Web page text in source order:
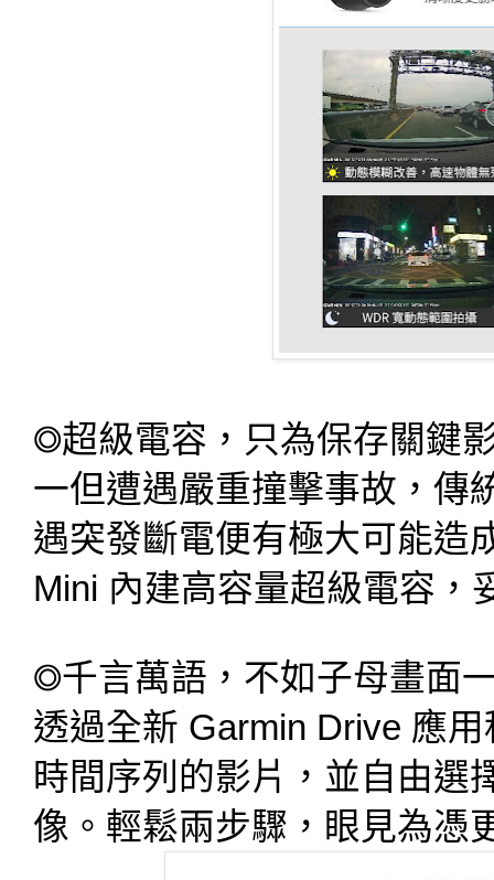
◎超級電容，只為保存關鍵
一但遭遇嚴重撞擊事故，傳
遇突發斷電便有極大可能造
Mini 內建高容量超級電容，
◎千言萬語，不如子母畫面
透過全新 Garmin Drive 應
時間序列的影片，並自由選
像。輕鬆兩步驟，眼見為憑